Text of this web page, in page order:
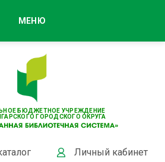
БЮДЖЕТНОЕ УЧРЕЖДЕНИЕ
ГОРОДСКОГО ОКРУГА
Личный кабинет
МЕНЮ